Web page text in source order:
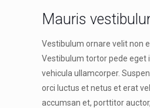
Mauris
Vestibulum ornare velit non
Vestibulum tortor pede eget
vehicula ullamcorper.
orci luctus et netus et erat
accumsan et, porttitor